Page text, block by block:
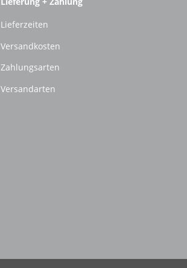
Lieferzeiten
Versandkosten
Zahlungsarten
Versandarten